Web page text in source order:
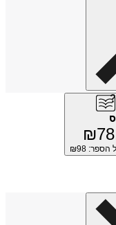
₪
הספר: ₪ 98